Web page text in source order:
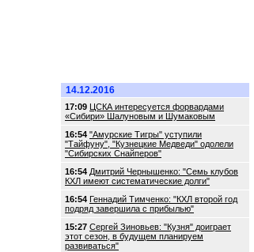
14.12.2016
17:09 ЦСКА интересуется форвардами
«Сибири» Шалуновым и Шумаковым
16:54 "Амурские Тигры" уступили
"Тайфуну", "Кузнецкие Медведи" одолели
"Сибирских Снайперов"
16:54 Дмитрий Чернышенко: "Семь клубов
КХЛ имеют систематические долги"
16:54 Геннадий Тимченко: "КХЛ второй год
подряд завершила с прибылью"
15:27 Сергей Зиновьев: "Кузня" доиграет
этот сезон, в будущем планируем
развиваться"